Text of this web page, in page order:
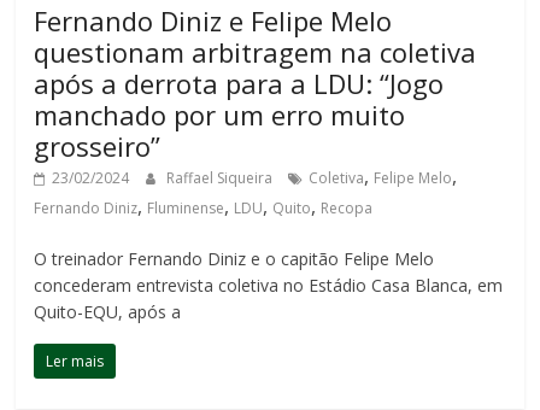
Fernando Diniz e Felipe Melo
questionam arbitragem na coletiva
após a derrota para a LDU: “Jogo
manchado por um erro muito
grosseiro”
23/02/2024 Raffael Siqueira Coletiva, Felipe Melo,
Fernando Diniz, Fluminense, LDU, Quito, Recopa
O treinador Fernando Diniz e o capitão Felipe Melo
concederam entrevista coletiva no Estádio Casa Blanca, em
Quito-EQU, após a
Ler mais